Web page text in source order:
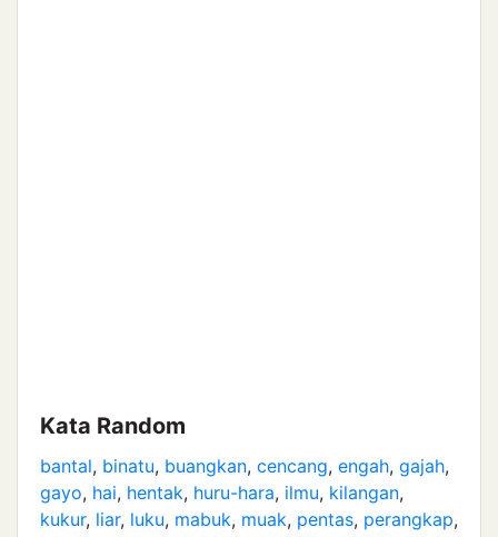
Kata Random
bantal, binatu, buangkan, cencang, engah, gajah,
gayo, hai, hentak, huru-hara, ilmu, kilangan,
kukur, liar, luku, mabuk, muak, pentas, perangkap,